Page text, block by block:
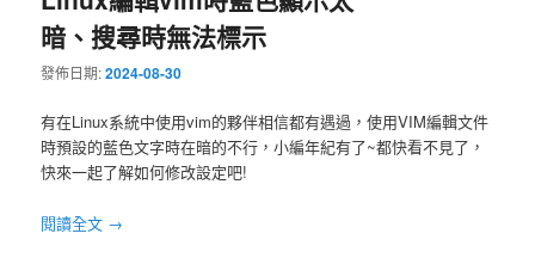
暗、搜尋時無法標示
發佈日期:2024-08-30
有在Linux系統中使用vim的夥伴相信都有遇過，使用VIM編輯文件
時預設的藍色文字時在暗的不行，小編年紀有了~都快看不見了，
快來一起了解如何修改設定吧!
閱讀全文 →